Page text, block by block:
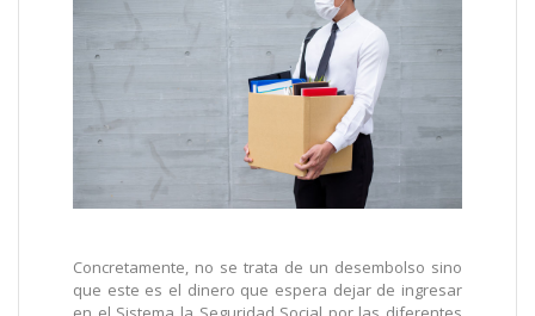
Concretamente, no se trata de un desembolso sino
que este es el dinero que espera dejar de ingresar